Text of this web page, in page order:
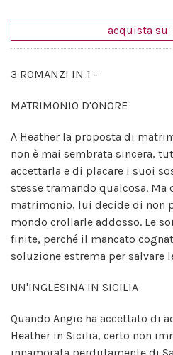
acquista su
3 ROMANZI IN 1 -
MATRIMONIO D'ONORE
A Heather la proposta di
non è mai sembrata sincera,
accettarla e di placare i suoi
stesse tramando qualcosa.
matrimonio, lui decide di non
mondo crollarle addosso. Le
finite, perché il mancato
soluzione estrema per salvare
UN'INGLESINA IN SICILIA
Quando Angie ha accettato di
Heather in Sicilia, certo non